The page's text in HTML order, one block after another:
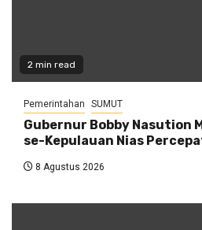
2 min read
Pemerintahan SUMUT
Gubernur Bobby Nasution
se-Kepulauan Nias
8 Agustus 2026